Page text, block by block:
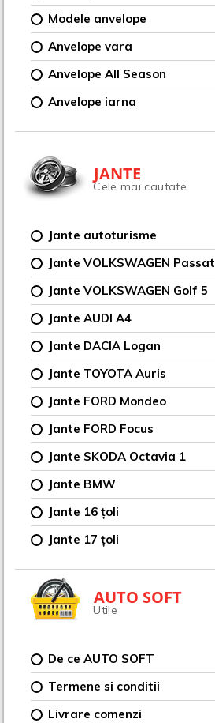
Modele anvelope
Anvelope vara
Anvelope All Season
Anvelope iarna
JANTE
Cele mai cautate
Jante autoturisme
Jante VOLKSWAGEN Passat
Jante VOLKSWAGEN Golf 5
Jante AUDI A4
Jante DACIA Logan
Jante TOYOTA Auris
Jante FORD Mondeo
Jante FORD Focus
Jante SKODA Octavia 1
Jante BMW
Jante 16 țoli
Jante 17 țoli
AUTO SOFT
Utile
De ce AUTO SOFT
Termene si conditii
Livrare comenzi